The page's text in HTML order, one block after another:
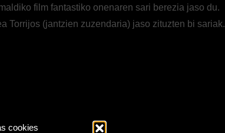
cookies
film fantastiko onenaren sari berezia jaso du.
Torrijos (jantzien zuzendaria) jaso zituzten bi sariak.